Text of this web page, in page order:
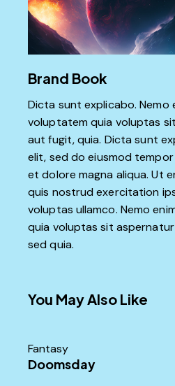
Brand Book
Dicta sunt explicabo. Nemo
voluptatem quia voluptas
aut fugit, quia. Dicta sunt
elit, sed do eiusmod
et dolore magna aliqua. Ut
quis nostrud exercitation
voluptas ullamco. Nemo
quia voluptas sit
sed quia.
You May Also Like
Fantasy
Doomsday